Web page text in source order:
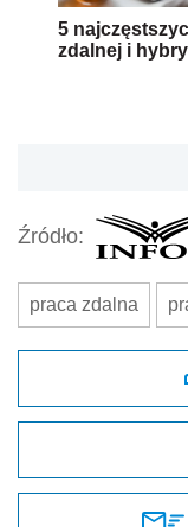
5
zdalnej i
Źródło:
praca zdalna